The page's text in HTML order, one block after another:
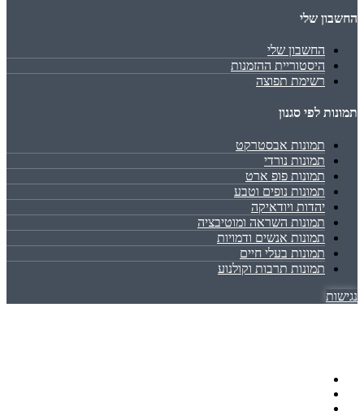
החשבון שלי
החשבון שלי
היסטוריית ההזמנות
רשימת תפוצה
תמונות לפי סגנון
תמונות אבסטרקט
תמונות נורדי
תמונות פופ ארט
תמונות נופים וטבע
יהדות ויודאיקה
תמונות השראה ומוטיבציה
תמונות אנשים ודמויות
תמונות בעלי חיים
תמונות תרבות וקולנוע
נגישות